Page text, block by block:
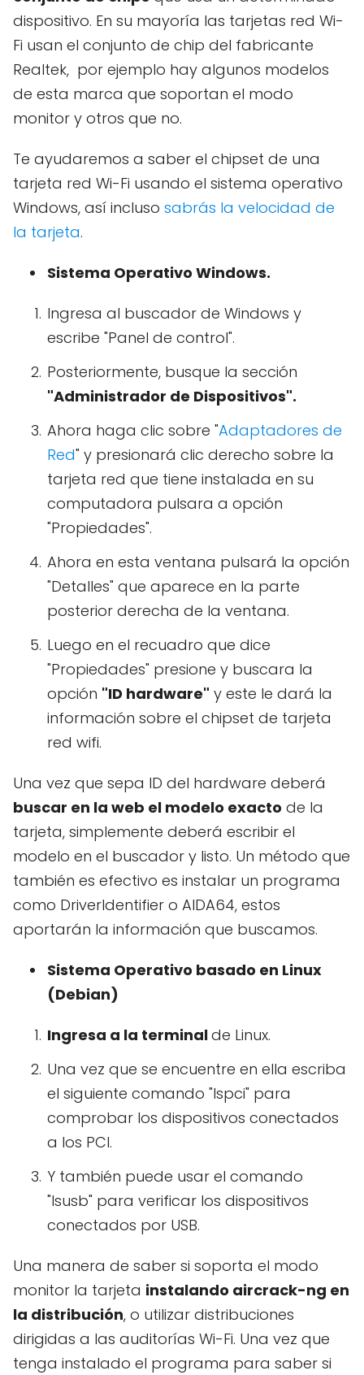
dispositivo. En su mayoría las tarjetas red Wi-
Fi usan el conjunto de chip del fabricante
Realtek, por ejemplo hay algunos modelos
de esta marca que soportan el modo
monitor y otros que no.
Te ayudaremos a saber el chipset de una
tarjeta red Wi-Fi usando el sistema operativo
Windows, así incluso sabrás la velocidad de
la tarjeta.
Sistema Operativo Windows.
Ingresa al buscador de Windows y
escribe "Panel de control".
Posteriormente, busque la sección
"Administrador de Dispositivos".
Ahora haga clic sobre "Adaptadores de
Red" y presionará clic derecho sobre la
tarjeta red que tiene instalada en su
computadora pulsara a opción
"Propiedades".
Ahora en esta ventana pulsará la opción
"Detalles" que aparece en la parte
posterior derecha de la ventana.
Luego en el recuadro que dice
"Propiedades" presione y buscara la
opción "ID hardware" y este le dará la
información sobre el chipset de tarjeta
red wifi.
Una vez que sepa ID del hardware deberá
buscar en la web el modelo exacto de la
tarjeta, simplemente deberá escribir el
modelo en el buscador y listo. Un método que
también es efectivo es instalar un programa
como DriverIdentifier o AIDA64, estos
aportarán la información que buscamos.
Sistema Operativo basado en Linux
(Debian)
Ingresa a la terminalde Linux.
Una vez que se encuentre en ella escriba
el siguiente comando "Ispci" para
comprobar los dispositivos conectados
a los PCI.
Y también puede usar el comando
"Isusb" para verificar los dispositivos
conectados por USB.
Una manera de saber si soporta el modo
monitor la tarjeta instalando aircrack-ng en
la distribución, o utilizar distribuciones
dirigidas a las auditorías Wi-Fi. Una vez que
tenga instalado el programa para saber si